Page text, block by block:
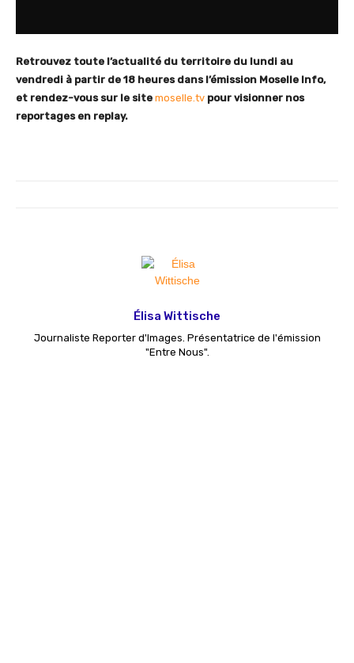
Retrouvez toute l’actualité du territoire du lundi au
vendredi à partir de 18 heures dans l’émission Moselle Info,
et rendez-vous sur le site moselle.tv pour visionner nos
reportages en replay.
Élisa Wittische
Journaliste Reporter d'Images. Présentatrice de l'émission
"Entre Nous".